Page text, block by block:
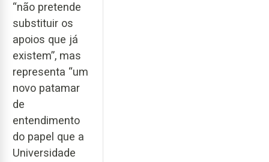
“não pretende
substituir os
apoios que já
existem”, mas
representa “um
novo patamar
de
entendimento
do papel que a
Universidade